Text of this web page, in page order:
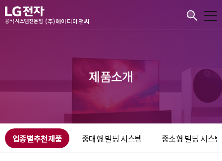
본문바로가기
(주)에이디이앤씨
제품소개
업종별추천제품 중대형 빌딩 시스템 중소형 빌딩 시스템